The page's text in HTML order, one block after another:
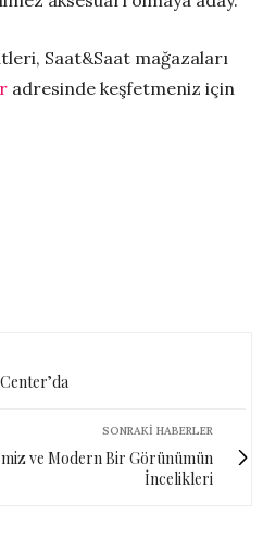
Saat&Saat mağazaları
adresinde keşfetmeniz için
SONRAKI HABERLER
ve Modern Bir Görünümün
İncelikleri